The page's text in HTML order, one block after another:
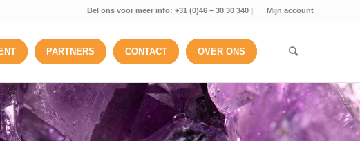
Mijn account
Bel ons voor meer info: +31 (0)46 – 30 30 340 |
PARTNERS CONTACT OVER ONS